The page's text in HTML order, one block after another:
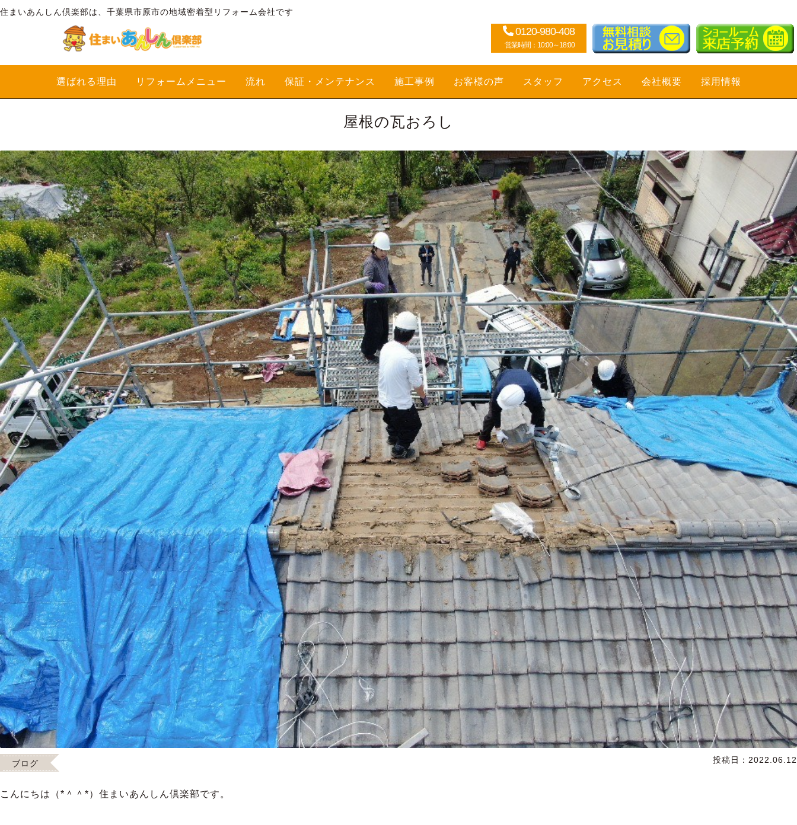
住まいあんしん倶楽部は、千葉県市原市の地域密着型リフォーム会社です
0120-980-408
営業時間：10:00～18:00
選ばれる理由 リフォームメニュー 流れ 保証・メンテナンス 施工事例 お客様の声 スタッフ アクセス 会社概要 採用情報
屋根の瓦おろし
ブログ 投稿日： 2022.06.12
こんにちは（*＾＾*）住まいあんしん倶楽部です。